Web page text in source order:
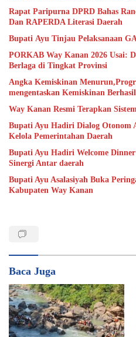
Rapat Paripurna DPRD Bahas
Dan RAPERDA Literasi Daerah
Bupati Ayu Tinjau Pelaksanaan
PORKAB Way Kanan 2026 Usai:
Berlaga di Tingkat Provinsi
Angka Kemiskinan
mengentaskan Kemiskinan Berhasil
Way Kanan Resmi Terapkan
Bupati Ayu Hadiri Dialog Otonom
Kelola Pemerintahan Daerah
Bupati Ayu Hadiri Welcome
Sinergi Antar daerah
Bupati Ayu Asalasiyah Buka
Kabupaten Way Kanan
Baca Juga